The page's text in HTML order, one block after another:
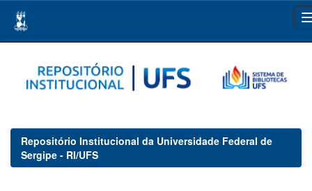
navigation
Repositório Institucional da Universidade Federal de
Sergipe - RI/UFS